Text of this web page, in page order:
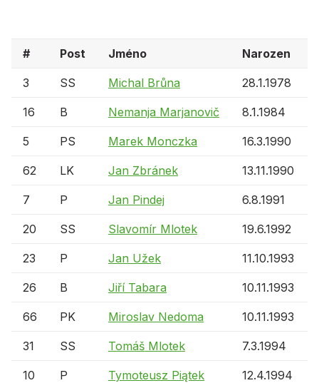
# Post Jméno Narozen
3 SS Michal Brůna 28.1.1978
16 B Nemanja Marjanovič 8.1.1984
5 PS Marek Monczka 16.3.1990
62 LK Jan Zbránek 13.11.1990
7 P Jan Pindej 6.8.1991
20 SS Slavomír Mlotek 19.6.1992
23 P Jan Užek 11.10.1993
26 B Jiří Tabara 10.11.1993
66 PK Miroslav Nedoma 10.11.1993
31 SS Tomáš Mlotek 7.3.1994
10 P Tymoteusz Piątek 12.4.1994